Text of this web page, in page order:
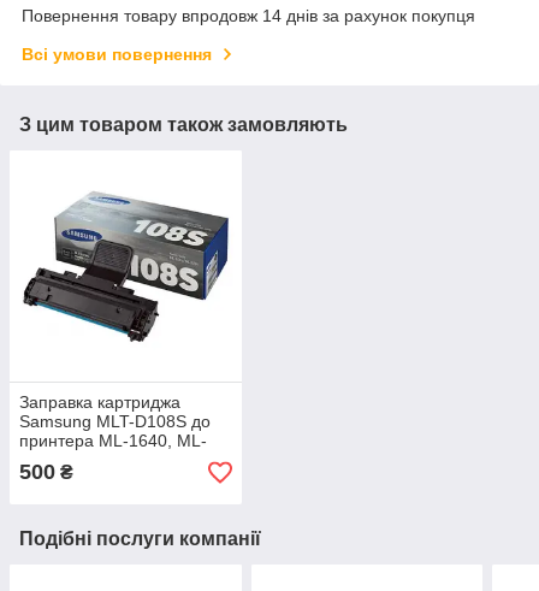
Повернення товару впродовж 14 днів за рахунок покупця
Всі умови повернення
З цим товаром також замовляють
Заправка картриджа
Samsung MLT-D108S до
принтера ML-1640, ML-
1641, ML-2240, ML-2241
500 ₴
Подібні послуги компанії